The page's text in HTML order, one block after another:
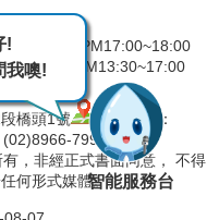
班時間：PM17:00~18:00
PM13:30~17:00
橋頭1號
電話：
7996
，非經正式書面同意， 不得
何形式媒體。
!
我噢!
智能服務台